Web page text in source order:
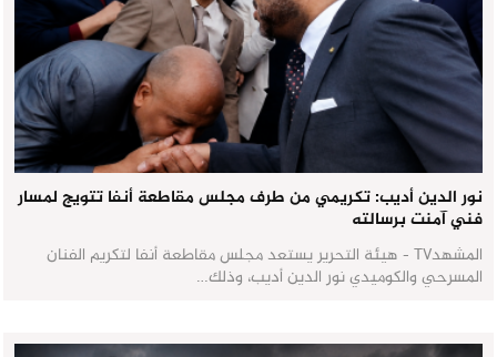
نور الدين أديب: تكريمي من طرف مجلس مقاطعة أنفا تتويج لمسار
فني آمنت برسالته
المشهدTV - هيئة التحرير يستعد مجلس مقاطعة أنفا لتكريم الفنان
المسرحي والكوميدي نور الدين أديب، وذلك…